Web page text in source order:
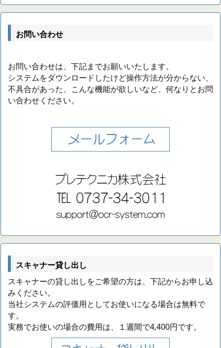
お問い合わせ
お問い合わせは、下記までお願いいたします。
システムをダウンロードしたけど操作方法が分からない、
不具合があった、こんな機能が欲しいなど、何なりとお問
い合わせください。
スキャナー貸し出し
スキャナーの貸し出しをご希望の方は、下記からお申し込
みください。
当社システムの評価用としてお使いになる場合は無料で
す。
実務でお使いの場合の費用は、１週間で4,400円です。